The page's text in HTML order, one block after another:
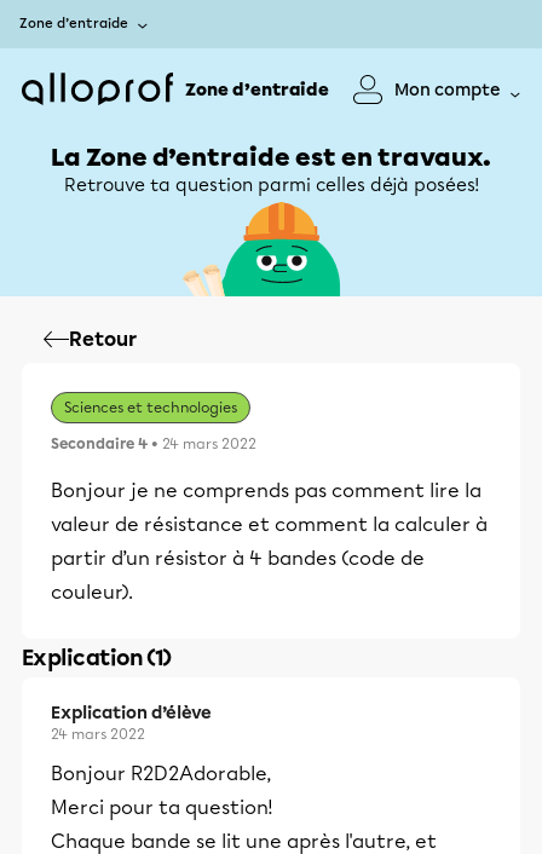
Zone d’entraide
Zone d’entraide Mon compte
La Zone d’entraide est en travaux.
Retrouve ta question parmi celles déjà posées!
Retour
Sciences et technologies
Secondaire 4 • 24 mars 2022
Bonjour je ne comprends pas comment lire la
valeur de résistance et comment la calculer à
partir d’un résistor à 4 bandes (code de
couleur).
Explication (1)
Explication d’élève
24 mars 2022
Bonjour R2D2Adorable,
Merci pour ta question!
Chaque bande se lit une après l'autre, et